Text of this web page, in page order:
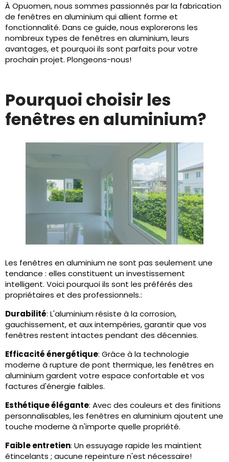
À Opuomen, nous sommes passionnés par la fabrication
de fenêtres en aluminium qui allient forme et
fonctionnalité. Dans ce guide, nous explorerons les
nombreux types de fenêtres en aluminium, leurs
avantages, et pourquoi ils sont parfaits pour votre
prochain projet. Plongeons-nous!
Pourquoi choisir les
fenêtres en aluminium?
Les fenêtres en aluminium ne sont pas seulement une
tendance : elles constituent un investissement
intelligent. Voici pourquoi ils sont les préférés des
propriétaires et des professionnels.:
Durabilité: L'aluminium résiste à la corrosion,
gauchissement, et aux intempéries, garantir que vos
fenêtres restent intactes pendant des décennies.
Efficacité énergétique: Grâce à la technologie
moderne à rupture de pont thermique, les fenêtres en
aluminium gardent votre espace confortable et vos
factures d'énergie faibles.
Esthétique élégante: Avec des couleurs et des finitions
personnalisables, les fenêtres en aluminium ajoutent une
touche moderne à n'importe quelle propriété.
Faible entretien: Un essuyage rapide les maintient
étincelants ; aucune repeinture n'est nécessaire!